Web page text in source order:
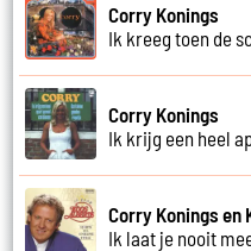
Corry Konings
Ik kreeg toen de
Corry Konings
Ik krijg een heel
Corry Konings en
Ik laat je nooit